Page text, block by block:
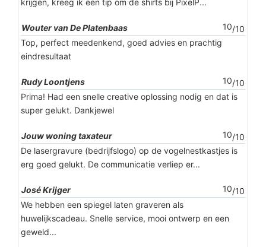
krijgen, kreeg ik een tip om de shirts bij PixelP...
Wouter van De Platenbaas 10/10
Top, perfect meedenkend, goed advies en prachtig
eindresultaat
Rudy Loontjens 10/10
Prima! Had een snelle creative oplossing nodig en dat is
super gelukt. Dankjewel
Jouw woning taxateur 10/10
De lasergravure (bedrijfslogo) op de vogelnestkastjes is
erg goed gelukt. De communicatie verliep er...
José Krijger 10/10
We hebben een spiegel laten graveren als
huwelijkscadeau. Snelle service, mooi ontwerp en een
geweld...